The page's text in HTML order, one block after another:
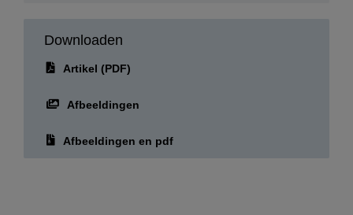
Downloaden
Artikel (PDF)
Afbeeldingen
Afbeeldingen en pdf